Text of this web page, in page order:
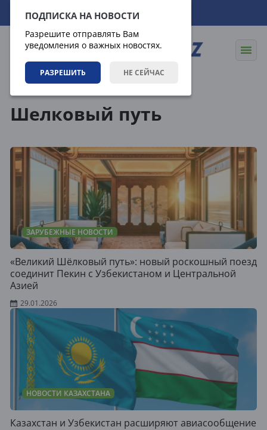
ПОДПИСКА НА НОВОСТИ
Разрешите отправлять Вам
уведомления о важных новостях.
РАЗРЕШИТЬ НЕ СЕЙЧАС
10.08.2026 07:38:34
Шелковый путь
ЗАРУБЕЖНЫЕ НОВОСТИ
«Великий Шёлковый путь»: новый роскошный поезд
соединит Пекин с Узбекистаном и Центральной
Азией
29.01.2026
НОВОСТИ КАЗАХСТАНА
Казахстан и Узбекистан расширяют авиасообщение